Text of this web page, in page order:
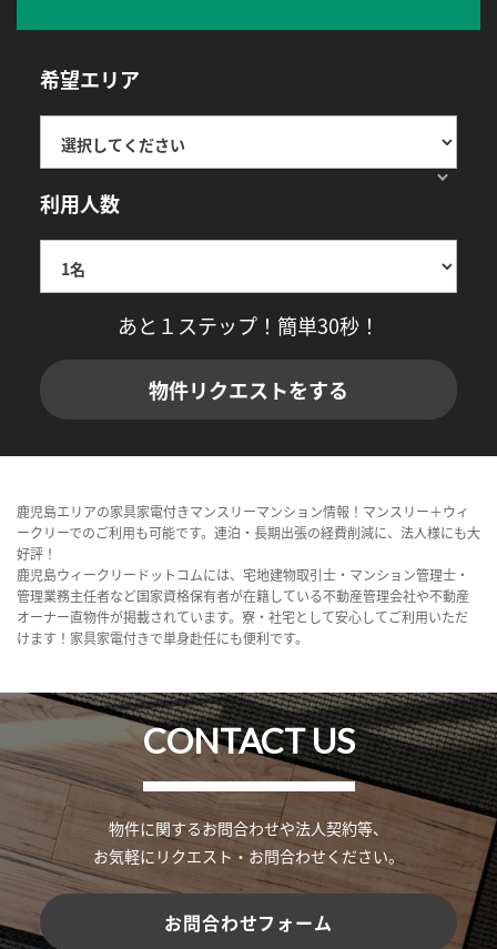
希望エリア
利用人数
あと１ステップ！簡単30秒！
物件リクエストをする
鹿児島エリアの家具家電付きマンスリーマンション情報！マンスリー＋ウィ
ークリーでのご利用も可能です。連泊・長期出張の経費削減に、法人様にも大
好評！
鹿児島ウィークリードットコムには、宅地建物取引士・マンション管理士・
管理業務主任者など国家資格保有者が在籍している不動産管理会社や不動産
オーナー直物件が掲載されています。寮・社宅として安心してご利用いただ
けます！家具家電付きで単身赴任にも便利です。
CONTACT US
物件に関するお問合わせや法人契約等、
お気軽にリクエスト・お問合わせください。
お問合わせフォーム